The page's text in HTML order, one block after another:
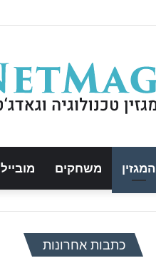
המגזין משחקים מובייל
כתבות אחרונות